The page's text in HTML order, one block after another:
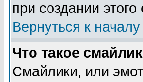
при создании
Вернуться к началу
Что такое
Смайлики, или